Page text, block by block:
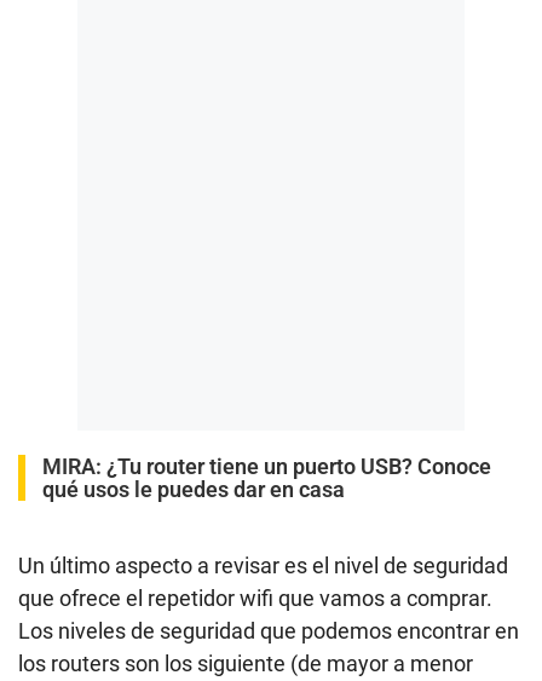
MIRA: ¿Tu router tiene un puerto USB? Conoce
qué usos le puedes dar en casa
Un último aspecto a revisar es el nivel de seguridad
que ofrece el repetidor wifi que vamos a comprar.
Los niveles de seguridad que podemos encontrar en
los routers son los siguiente (de mayor a menor